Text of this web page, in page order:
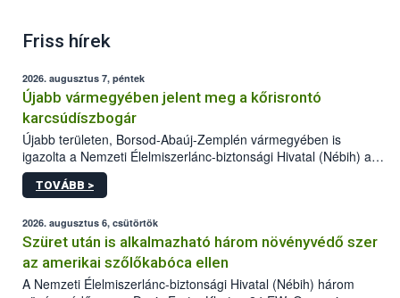
Friss hírek
2026. augusztus 7, péntek
Újabb vármegyében jelent meg a kőrisrontó
karcsúdíszbogár
Újabb területen, Borsod-Abaúj-Zemplén vármegyében is
igazolta a Nemzeti Élelmiszerlánc-biztonsági Hivatal (Nébih) a
kőrisrontó karcsúdíszbogár (Agrilus planipennis) jelenlétét. A
kártevőt nem csak színcsapdában találták meg, de már fertőzött
az intenzív felderítést, emellett az intézkedéseket a szlovák
hatósággal is összehangolják a terjedés megállítása érdekében.
TOVÁBB >
2026. augusztus 6, csütörtök
Szüret után is alkalmazható három növényvédő szer
az amerikai szőlőkabóca ellen
A Nemzeti Élelmiszerlánc-biztonsági Hivatal (Nébih) három